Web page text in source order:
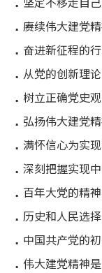
坚定不移走自
赓续伟大建党
奋进新征程的
从党的创新理
树立正确党史
弘扬伟大建党
满怀信心为实
深刻把握实现
百年大党的精
历史和人民选
中国共产党的
伟大建党精神